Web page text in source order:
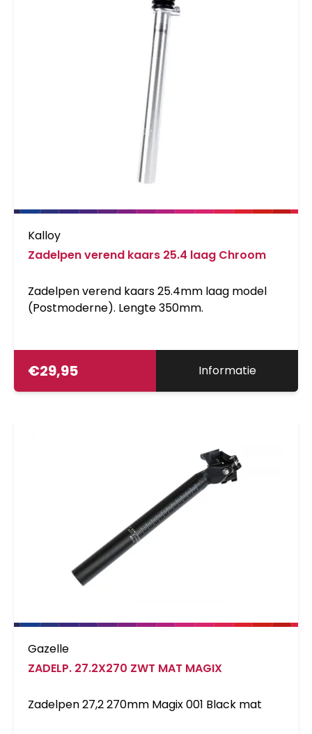
Kalloy
Zadelpen verend kaars 25.4 laag Chroom
Zadelpen verend kaars 25.4mm laag model
(Postmoderne). Lengte 350mm.
€29,95 Informatie
Gazelle
ZADELP. 27.2X270 ZWT MAT MAGIX
Zadelpen 27,2 270mm Magix 001 Black mat